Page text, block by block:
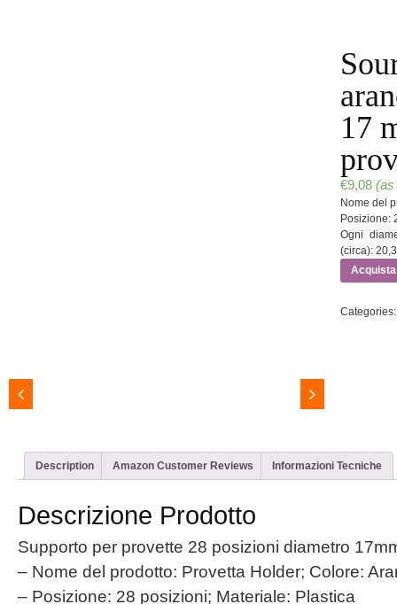
17
€9,08 (as
Nome del
Posizione:
Ogni
(circa):
Acquista
Description Amazon Customer Reviews Informazioni Tecniche
Descrizione Prodotto
Supporto per provette 28 posizioni diametro
– Nome del prodotto: Provetta Holder; Colore:
– Posizione: 28 posizioni; Materiale: Plastica